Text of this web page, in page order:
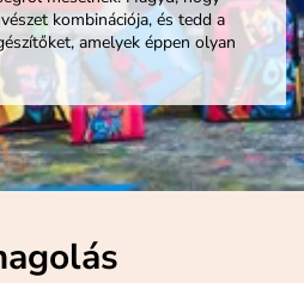
kombinációja, és tedd a
amelyek éppen olyan